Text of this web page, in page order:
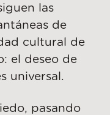
las
de
cultural de
el deseo de
universal.
pasando